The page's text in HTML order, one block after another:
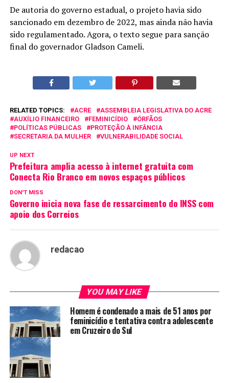
De autoria do governo estadual, o projeto havia sido
sancionado em dezembro de 2022, mas ainda não havia
sido regulamentado. Agora, o texto segue para sanção
final do governador Gladson Cameli.
RELATED TOPICS: ACRE
ASSEMBLEIA LEGISLATIVA DO ACRE
AUXÍLIO FINANCEIRO
FEMINICÍDIO
ÓRFÃOS
POLÍTICAS PÚBLICAS
PROTEÇÃO À INFÂNCIA
SECRETARIA DA MULHER
VULNERABILIDADE SOCIAL
UP NEXT
Prefeitura amplia acesso à internet gratuita com
Conecta Rio Branco em novos espaços públicos
DON'T MISS
Governo inicia nova fase de ressarcimento do INSS com
apoio dos Correios
redacao
YOU MAY LIKE
Homem é condenado a mais de 51 anos por
feminicídio e tentativa contra adolescente
em Cruzeiro do Sul